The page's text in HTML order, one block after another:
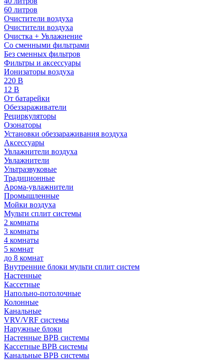
60 литров
Очистители воздуха
Очистители воздуха
Очистка + Увлажнение
Cо сменными фильтрами
Без сменных фильтров
Фильтры и аксессуары
Ионизаторы воздуха
220 В
12 В
От батарейки
Обеззараживатели
Рециркуляторы
Озонаторы
Установки обеззараживания воздуха
Аксессуары
Увлажнители воздуха
Увлажнители
Ультразвуковые
Традиционные
Арома-увлажнители
Промышленные
Мойки воздуха
Мульти сплит системы
2 комнаты
3 комнаты
4 комнаты
5 комнат
до 8 комнат
Внутренние блоки мульти сплит систем
Настенные
Кассетные
Напольно-потолочные
Колонные
Канальные
VRV/VRF системы
Наружные блоки
Настенные ВРВ системы
Кассетные ВРВ системы
Канальные ВРВ системы